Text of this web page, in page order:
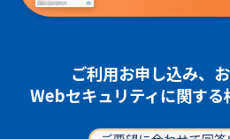
ご利用お申し込み、
Webセキュリティに関する